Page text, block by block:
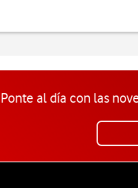
Ponte al día con las